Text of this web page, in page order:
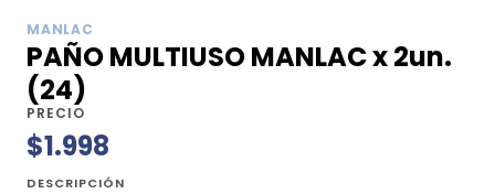
MANLAC
PAÑO MULTIUSO MANLAC x 2un.
(24)
PRECIO
$1.998
DESCRIPCIÓN